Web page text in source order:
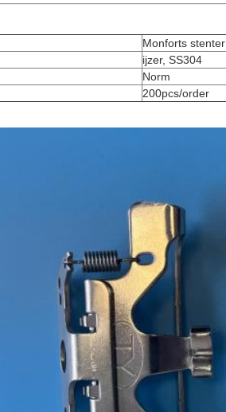
Monforts stenter
ijzer, SS304
Norm
200pcs/order